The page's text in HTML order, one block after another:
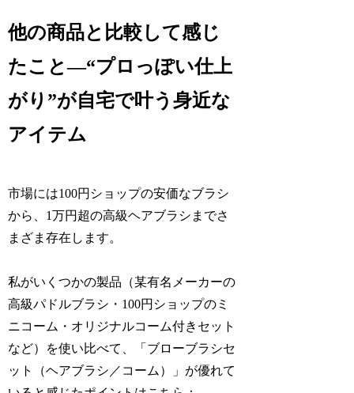
他の商品と比較して感じ
たこと―“プロっぽい仕上
がり”が自宅で叶う身近な
アイテム
市場には100円ショップの安価なブラシ
から、1万円超の高級ヘアブラシまでさ
まざま存在します。
私がいくつかの製品（某有名メーカーの
高級パドルブラシ・100円ショップのミ
ニコーム・オリジナルコーム付きセット
など）を使い比べて、「ブローブラシセ
ット（ヘアブラシ／コーム）」が優れて